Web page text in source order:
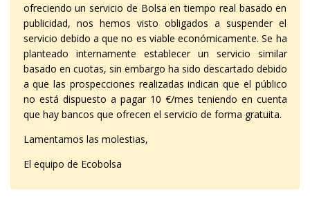
ofreciendo un servicio de Bolsa en tiempo real basado en
publicidad, nos hemos visto obligados a suspender el
servicio debido a que no es viable económicamente. Se ha
planteado internamente establecer un servicio similar
basado en cuotas, sin embargo ha sido descartado debido
a que las prospecciones realizadas indican que el público
no está dispuesto a pagar 10 €/mes teniendo en cuenta
que hay bancos que ofrecen el servicio de forma gratuita.
Lamentamos las molestias,
El equipo de Ecobolsa